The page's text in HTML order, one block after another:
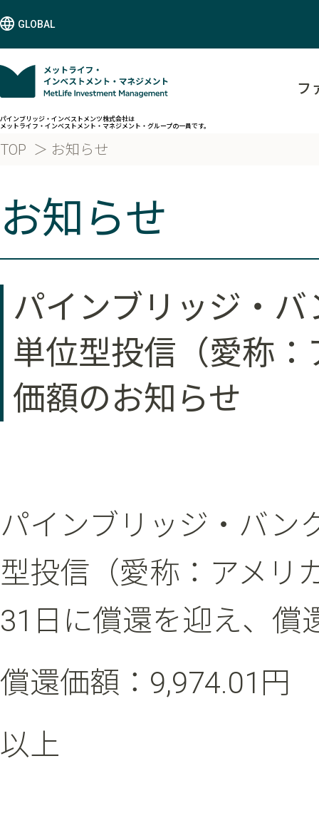
GLOBAL
パインブリッジ・インベストメンツ株式会社は
メットライフ・インベストメント・マネジメント・グループの一員です。
フ
TOP お知らせ
お知らせ
パインブリッジ・
単位型投信（愛称
価額のお知らせ
パインブリッジ・バン
型投信（愛称：アメリ
31日に償還を迎え、償
償還価額：9,974.01円
以上